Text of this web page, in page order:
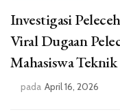
Investigasi
Viral Dugaan
Mahasiswa
pada April 16, 2026